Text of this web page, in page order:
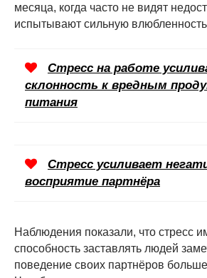
месяца, когда часто не видят
испытывают сильную
Стресс на работе
склонность к вредным
питания
Стресс усиливает
восприятие партнёра
Наблюдения показали, что стресс
способность заставлять людей
поведение своих партнёров